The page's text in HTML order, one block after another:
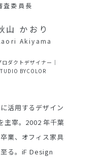
ードも今年で14
ティションとは
業化・商品化に
ートがあります
関わりやビジネ
自社の向かうべ
査委員長
山 かおり
Akiyama
ロダクトデザイナー｜
BYCOLOR
活用するデザイン
主宰。2002 年千葉
業、オフィス家具
る。iF Design